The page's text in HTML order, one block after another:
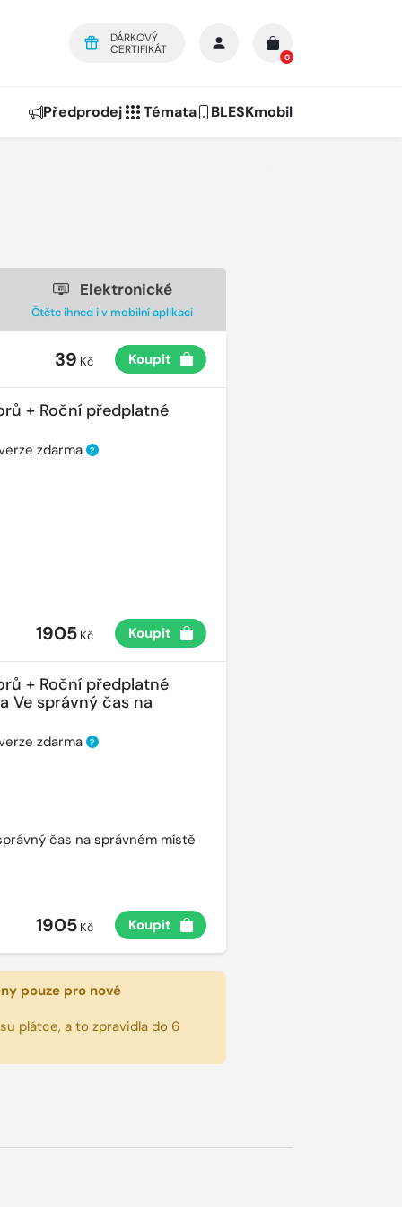
DÁRKOVÝ
CERTIFIKÁT
0
Předprodej Témata BLESKmobil
Elektronické
Čtěte ihned i v mobilní aplikaci
39 Kč Koupit
+ Roční předplatné
zdarma ?
1905Kč Koupit
+ Roční předplatné
Ve správný čas na
zdarma ?
čas na správném místě
1905Kč Koupit
pouze pro nové
plátce, a to zpravidla do 6